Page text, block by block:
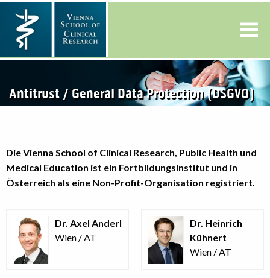
Antitrust / General Data Protection (DSGVO)
Die Vienna School of Clinical Research, Public Health und
Medical Education ist ein Fortbildungsinstitut und in
Österreich als eine Non-Profit-Organisation registriert.
Dr. Axel Anderl
Wien / AT
Dr. Heinrich
Kühnert
Wien / AT